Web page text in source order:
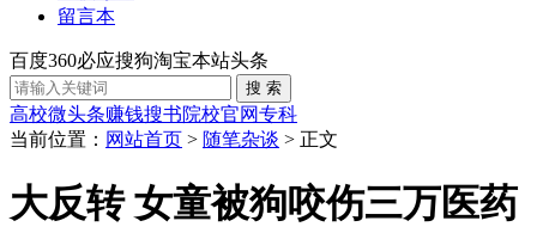
留言本
百度360必应搜狗淘宝本站头条
高校微头条赚钱搜书院校官网专科
当前位置： 网站首页 > 随笔杂谈 > 正文
大反转 女童被狗咬伤三万医药